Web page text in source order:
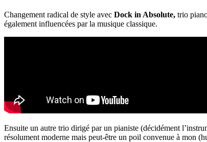
Changement radical de style avec Dock in Absolute, trio
également influencées par la musique classique.
Ensuite un autre trio dirigé par un pianiste (décidément
résolument moderne mais peut-être un poil convenue à mon